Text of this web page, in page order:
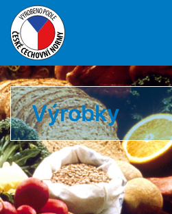
Výrobky